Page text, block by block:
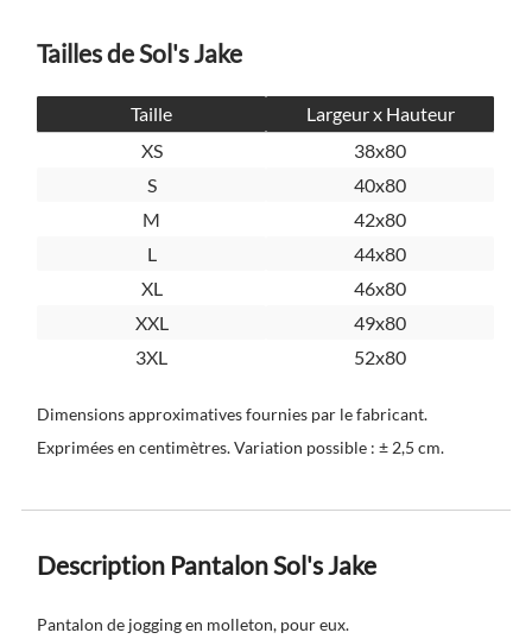
Tailles de Sol's Jake
Taille
Largeur x Hauteur
XS
38x80
S
40x80
M
42x80
L
44x80
XL
46x80
XXL
49x80
3XL
52x80
Dimensions approximatives fournies par le fabricant.
Exprimées en centimètres. Variation possible : ± 2,5 cm.
Description Pantalon Sol's Jake
Pantalon de jogging en molleton, pour eux.